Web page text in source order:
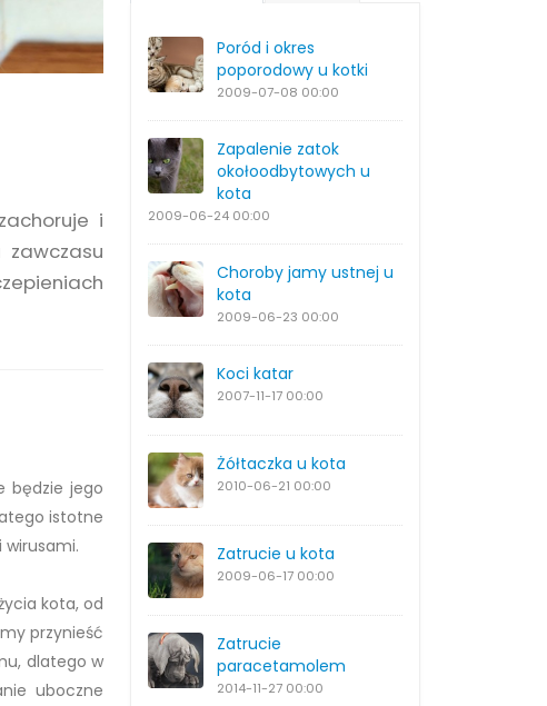
Poród i okres
poporodowy u kotki
2009-07-08 00:00
Zapalenie zatok
okołoodbytowych u
kota
2009-06-24 00:00
Choroby jamy ustnej u
kota
2009-06-23 00:00
Koci katar
2007-11-17 00:00
Żółtaczka u kota
2010-06-21 00:00
Zatrucie u kota
2009-06-17 00:00
Zatrucie
paracetamolem
2014-11-27 00:00
i
będzie jego
istotne
kota, od
przynieść
dlatego w
uboczne